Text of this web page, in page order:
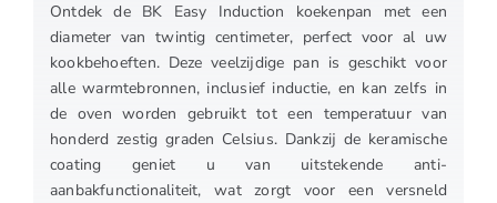
Ontdek de BK Easy Induction koekenpan met een
diameter van twintig centimeter, perfect voor al uw
kookbehoeften. Deze veelzijdige pan is geschikt voor
alle warmtebronnen, inclusief inductie, en kan zelfs in
de oven worden gebruikt tot een temperatuur van
honderd zestig graden Celsius. Dankzij de keramische
coating geniet u van uitstekende anti-
aanbakfunctionaliteit, wat zorgt voor een versneld